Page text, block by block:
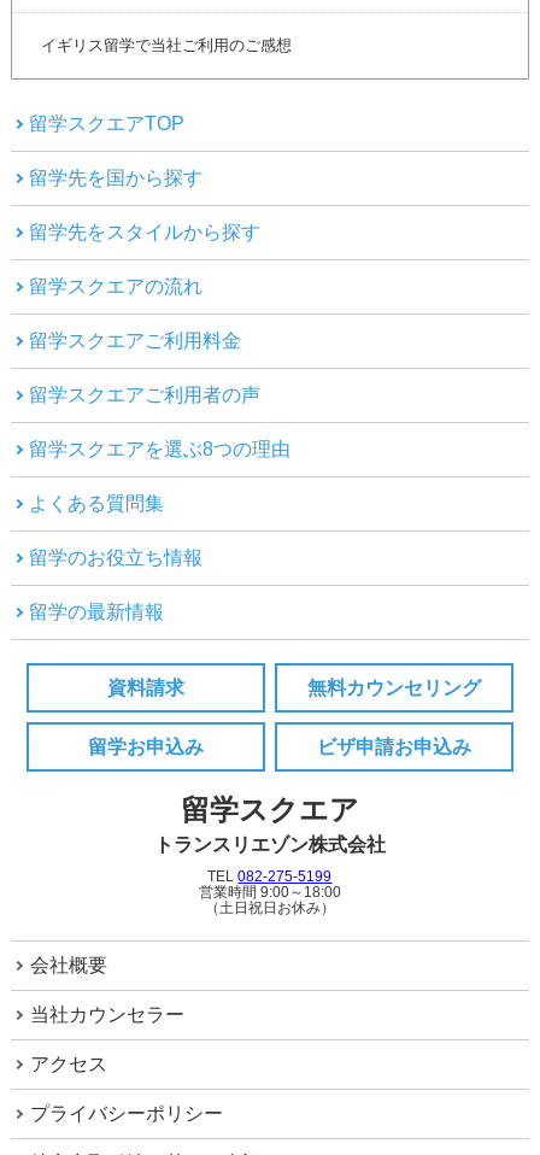
イギリス留学で当社ご利用のご感想
留学スクエアTOP
留学先を国から探す
留学先をスタイルから探す
留学スクエアの流れ
留学スクエアご利用料金
留学スクエアご利用者の声
留学スクエアを選ぶ8つの理由
よくある質問集
留学のお役立ち情報
留学の最新情報
資料請求 無料カウンセリング
留学お申込み ビザ申請お申込み
留学スクエア
トランスリエゾン株式会社
TEL082-275-5199
営業時間 9:00～18:00
（土日祝日お休み）
会社概要
当社カウンセラー
アクセス
プライバシーポリシー